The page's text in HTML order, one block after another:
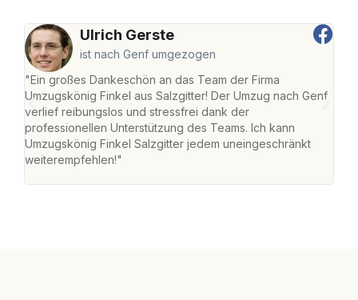
Ulrich Gerste
ist nach Genf umgezogen
"Ein großes Dankeschön an das Team der Firma
Umzugskönig Finkel aus Salzgitter! Der Umzug nach Genf
verlief reibungslos und stressfrei dank der
professionellen Unterstützung des Teams. Ich kann
Umzugskönig Finkel Salzgitter jedem uneingeschränkt
weiterempfehlen!"